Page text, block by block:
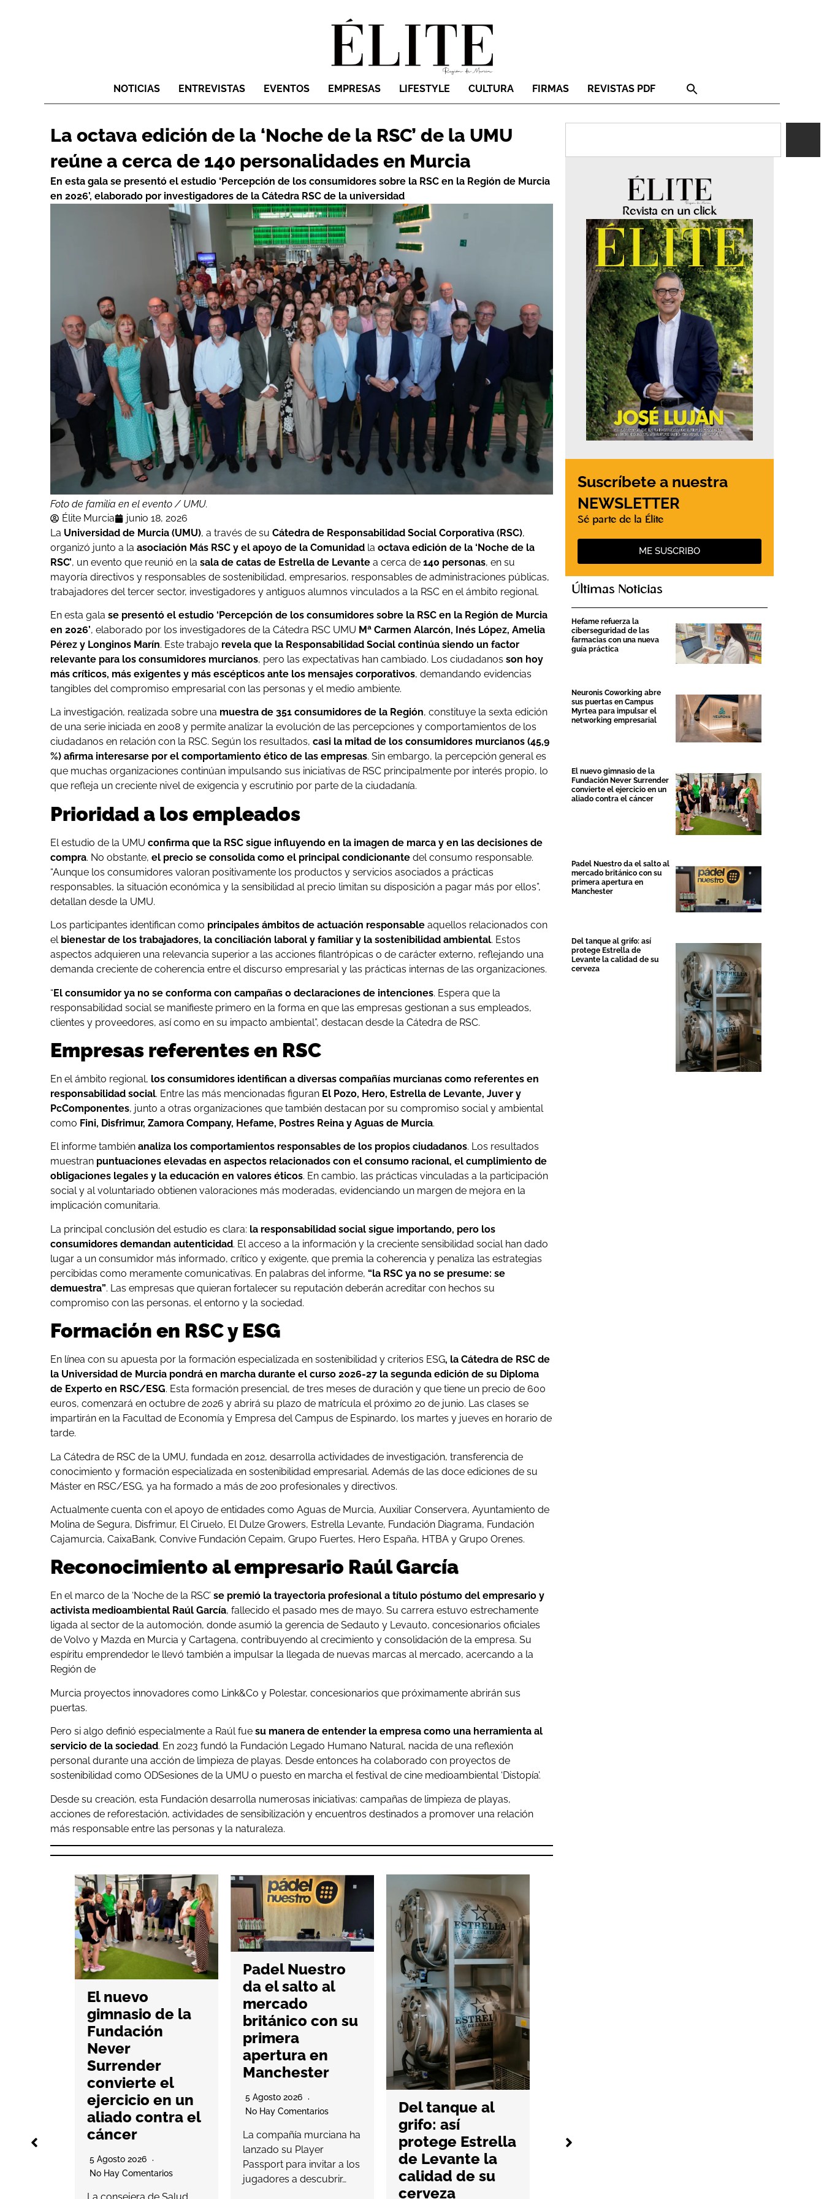
NOTICIAS ENTREVISTAS EVENTOS EMPRESAS LIFESTYLE CULTURA FIRMAS REVISTAS PDF
La octava edición de la ‘Noche de la RSC’ de la UMU
reúne a cerca de 140 personalidades en Murcia
En esta gala se presentó el estudio ‘Percepción de los consumidores sobre la RSC en la Región de Murcia
en 2026’, elaborado por investigadores de la Cátedra RSC de la universidad
Foto de familia en el evento / UMU.
Élite Murcia
junio 18, 2026
La Universidad de Murcia (UMU), a través de su Cátedra de Responsabilidad Social Corporativa (RSC),
organizó junto a la asociación Más RSC y el apoyo de la Comunidad la octava edición de la ‘Noche de la
RSC’, un evento que reunió en la sala de catas de Estrella de Levante a cerca de 140 personas, en su
mayoría directivos y responsables de sostenibilidad, empresarios, responsables de administraciones públicas,
trabajadores del tercer sector, investigadores y antiguos alumnos vinculados a la RSC en el ámbito regional.
En esta gala se presentó el estudio ‘Percepción de los consumidores sobre la RSC en la Región de Murcia
en 2026’, elaborado por los investigadores de la Cátedra RSC UMU Mª Carmen Alarcón, Inés López, Amelia
Pérez y Longinos Marín. Este trabajo revela que la Responsabilidad Social continúa siendo un factor
relevante para los consumidores murcianos, pero las expectativas han cambiado. Los ciudadanos son hoy
más críticos, más exigentes y más escépticos ante los mensajes corporativos, demandando evidencias
tangibles del compromiso empresarial con las personas y el medio ambiente.
La investigación, realizada sobre una muestra de 351 consumidores de la Región, constituye la sexta edición
de una serie iniciada en 2008 y permite analizar la evolución de las percepciones y comportamientos de los
ciudadanos en relación con la RSC. Según los resultados, casi la mitad de los consumidores murcianos (45,9
%) afirma interesarse por el comportamiento ético de las empresas. Sin embargo, la percepción general es
que muchas organizaciones continúan impulsando sus iniciativas de RSC principalmente por interés propio, lo
que refleja un creciente nivel de exigencia y escrutinio por parte de la ciudadanía.
Prioridad a los empleados
El estudio de la UMU confirma que la RSC sigue influyendo en la imagen de marca y en las decisiones de
compra. No obstante, el precio se consolida como el principal condicionante del consumo responsable.
“Aunque los consumidores valoran positivamente los productos y servicios asociados a prácticas
responsables, la situación económica y la sensibilidad al precio limitan su disposición a pagar más por ellos”,
detallan desde la UMU.
Los participantes identifican como principales ámbitos de actuación responsable aquellos relacionados con
el bienestar de los trabajadores, la conciliación laboral y familiar y la sostenibilidad ambiental. Estos
aspectos adquieren una relevancia superior a las acciones filantrópicas o de carácter externo, reflejando una
demanda creciente de coherencia entre el discurso empresarial y las prácticas internas de las organizaciones.
“El consumidor ya no se conforma con campañas o declaraciones de intenciones. Espera que la
responsabilidad social se manifieste primero en la forma en que las empresas gestionan a sus empleados,
clientes y proveedores, así como en su impacto ambiental”, destacan desde la Cátedra de RSC.
Empresas referentes en RSC
En el ámbito regional, los consumidores identifican a diversas compañías murcianas como referentes en
responsabilidad social. Entre las más mencionadas figuran El Pozo, Hero, Estrella de Levante, Juver y
PcComponentes, junto a otras organizaciones que también destacan por su compromiso social y ambiental
como Fini, Disfrimur, Zamora Company, Hefame, Postres Reina y Aguas de Murcia.
El informe también analiza los comportamientos responsables de los propios ciudadanos. Los resultados
muestran puntuaciones elevadas en aspectos relacionados con el consumo racional, el cumplimiento de
obligaciones legales y la educación en valores éticos. En cambio, las prácticas vinculadas a la participación
social y al voluntariado obtienen valoraciones más moderadas, evidenciando un margen de mejora en la
implicación comunitaria.
La principal conclusión del estudio es clara: la responsabilidad social sigue importando, pero los
consumidores demandan autenticidad. El acceso a la información y la creciente sensibilidad social han dado
lugar a un consumidor más informado, crítico y exigente, que premia la coherencia y penaliza las estrategias
percibidas como meramente comunicativas. En palabras del informe, “la RSC ya no se presume: se
demuestra”. Las empresas que quieran fortalecer su reputación deberán acreditar con hechos su
compromiso con las personas, el entorno y la sociedad.
Formación en RSC y ESG
En línea con su apuesta por la formación especializada en sostenibilidad y criterios ESG, la Cátedra de RSC de
la Universidad de Murcia pondrá en marcha durante el curso 2026-27 la segunda edición de su Diploma
de Experto en RSC/ESG. Esta formación presencial, de tres meses de duración y que tiene un precio de 600
euros, comenzará en octubre de 2026 y abrirá su plazo de matrícula el próximo 20 de junio. Las clases se
impartirán en la Facultad de Economía y Empresa del Campus de Espinardo, los martes y jueves en horario de
tarde.
La Cátedra de RSC de la UMU, fundada en 2012, desarrolla actividades de investigación, transferencia de
conocimiento y formación especializada en sostenibilidad empresarial. Además de las doce ediciones de su
Máster en RSC/ESG, ya ha formado a más de 200 profesionales y directivos.
Actualmente cuenta con el apoyo de entidades como Aguas de Murcia, Auxiliar Conservera, Ayuntamiento de
Molina de Segura, Disfrimur, El Ciruelo, El Dulze Growers, Estrella Levante, Fundación Diagrama, Fundación
Cajamurcia, CaixaBank, Convive Fundación Cepaim, Grupo Fuertes, Hero España, HTBA y Grupo Orenes.
Reconocimiento al empresario Raúl García
En el marco de la ‘Noche de la RSC’ se premió la trayectoria profesional a título póstumo del empresario y
activista medioambiental Raúl García, fallecido el pasado mes de mayo. Su carrera estuvo estrechamente
ligada al sector de la automoción, donde asumió la gerencia de Sedauto y Levauto, concesionarios oficiales
de Volvo y Mazda en Murcia y Cartagena, contribuyendo al crecimiento y consolidación de la empresa. Su
espíritu emprendedor le llevó también a impulsar la llegada de nuevas marcas al mercado, acercando a la
Región de
Murcia proyectos innovadores como Link&Co y Polestar, concesionarios que próximamente abrirán sus
puertas.
Pero si algo definió especialmente a Raúl fue su manera de entender la empresa como una herramienta al
servicio de la sociedad. En 2023 fundó la Fundación Legado Humano Natural, nacida de una reflexión
personal durante una acción de limpieza de playas. Desde entonces ha colaborado con proyectos de
sostenibilidad como ODSesiones de la UMU o puesto en marcha el festival de cine medioambiental ‘Distopía’.
Desde su creación, esta Fundación desarrolla numerosas iniciativas: campañas de limpieza de playas,
acciones de reforestación, actividades de sensibilización y encuentros destinados a promover una relación
más responsable entre las personas y la naturaleza.
El nuevo
gimnasio de la
Fundación
Never
Surrender
convierte el
ejercicio en un
aliado contra el
cáncer
5 Agosto 2026
No Hay Comentarios
La consejera de Salud
Padel Nuestro
da el salto al
mercado
británico con su
primera
apertura en
Manchester
5 Agosto 2026
No Hay Comentarios
La compañía murciana ha
lanzado su Player
Passport para invitar a los
jugadores a descubrir…
Del tanque al
grifo: así
protege Estrella
de Levante la
calidad de su
cerveza
proyecto en Punta Cana,…
Revista en un click
Suscríbete a nuestra
NEWSLETTER
Sé parte de la Élite
ME SUSCRIBO
Últimas Noticias
Hefame refuerza la
ciberseguridad de las
farmacias con una nueva
guía práctica
Neuronis Coworking abre
sus puertas en Campus
Myrtea para impulsar el
networking empresarial
El nuevo gimnasio de la
Fundación Never Surrender
convierte el ejercicio en un
aliado contra el cáncer
Padel Nuestro da el salto al
mercado británico con su
primera apertura en
Manchester
Del tanque al grifo: así
protege Estrella de
Levante la calidad de su
cerveza